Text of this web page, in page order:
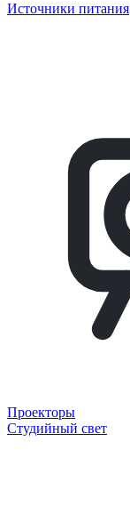
Источники питания
Проекторы
Студийный свет